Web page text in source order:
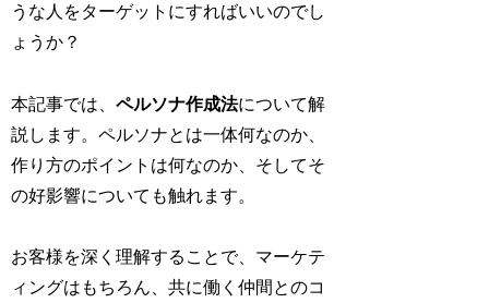
うな人をターゲットにすればいいのでし
ょうか？
本記事では、ペルソナ作成法について解
説します。ペルソナとは一体何なのか、
作り方のポイントは何なのか、そしてそ
の好影響についても触れます。
お客様を深く理解することで、マーケテ
ィングはもちろん、共に働く仲間とのコ